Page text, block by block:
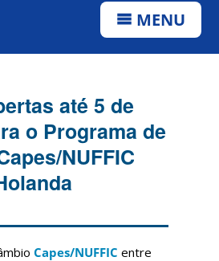
MENU
até 5 de
o Programa de
NUFFIC
Capes/NUFFIC entre